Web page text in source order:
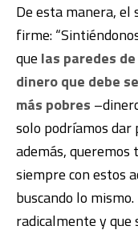
De esta manera,
firme:
que las paredes
dinero que debe
más pobres
solo podríamos dar
además,
siempre con estos
buscando lo
radicalmente y que